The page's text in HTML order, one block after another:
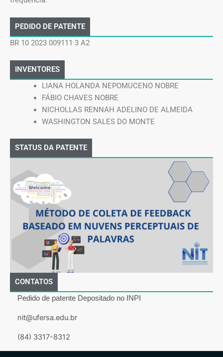
PEDIDO DE PATENTE
BR 10 2023 009111 3 A2
INVENTORES
LIANA HOLANDA NEPOMUCENO NOBRE
FÁBIO CHAVES NOBRE
NICHOLLAS RENNAH ADELINO DE ALMEIDA
WASHINGTON SALES DO MONTE
STATUS DA PATENTE
CONTATOS
Pedido de patente Depositado no INPI
nit@ufersa.edu.br
(84) 3317-8312